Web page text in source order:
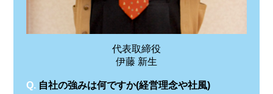
代表取締役
伊藤 新生
Q. 自社の強みは何ですか(経営理念や社風)